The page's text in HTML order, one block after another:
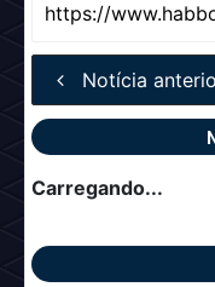
Notícia
Carregando...